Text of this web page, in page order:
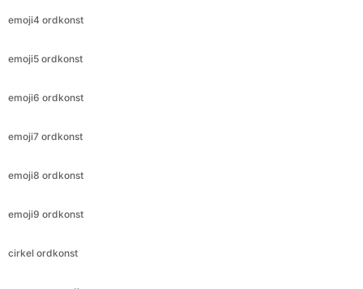
emoji4 ordkonst
emoji5 ordkonst
emoji6 ordkonst
emoji7 ordkonst
emoji8 ordkonst
emoji9 ordkonst
cirkel ordkonst